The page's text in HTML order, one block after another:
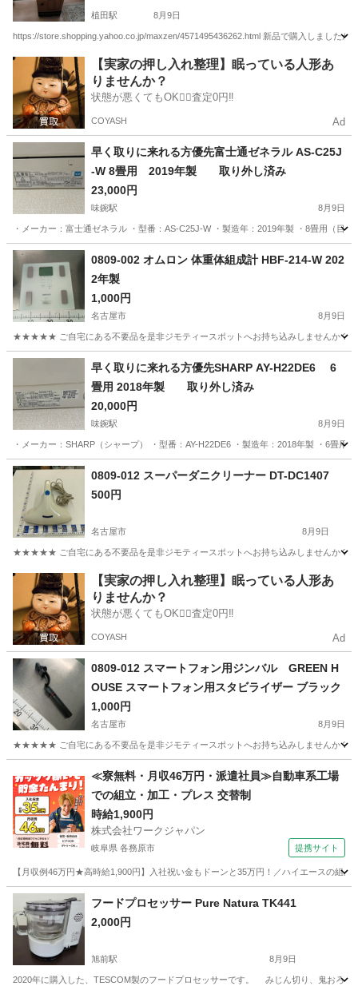
植田駅 8月9日
https://store.shopping.yahoo.co.jp/maxzen/4571495436262.html 新品で購入しましたが
愛知 名古屋市 植田駅 家電 スポットクーラー
【実家の押し入れ整理】眠っている人形あ
りませんか？
状態が悪くてもOK🙆‍♀️査定0円‼️
COYASH Ad
早く取りに来れる方優先富士通ゼネラル AS-C25J
-W 8畳用 2019年製 取り外し済み
23,000円
味鋺駅 8月9日
・メーカー：富士通ゼネラル ・型番：AS-C25J-W ・製造年：2019年製 ・8畳用（目
愛知 春日井市 季節、空調家電 取り付け
0809-002 オムロン 体重体組成計 HBF-214-W 202
2年製
1,000円
名古屋市 8月9日
★★★★★ ご自宅にある不要品を是非ジモティースポットへお持ち込みしませんか？
愛知 名古屋市 生活家電 HBF
早く取りに来れる方優先SHARP AY-H22DE6 6
畳用 2018年製 取り外し済み
20,000円
味鋺駅 8月9日
・メーカー：SHARP（シャープ） ・型番：AY-H22DE6 ・製造年：2018年製 ・6畳
愛知 春日井市 季節、空調家電
0809-012 スーパーダニクリーナー DT-DC1407
500円
名古屋市 8月9日
★★★★★ ご自宅にある不要品を是非ジモティースポットへお持ち込みしませんか？
愛知 名古屋市 生活家電 現地
【実家の押し入れ整理】眠っている人形あ
りませんか？
状態が悪くてもOK🙆‍♀️査定0円‼️
COYASH Ad
0809-012 スマートフォン用ジンバル GREEN H
OUSE スマートフォン用スタビライザー ブラック
1,000円
名古屋市 8月9日
★★★★★ ご自宅にある不要品を是非ジモティースポットへお持ち込みしませんか？
カメラ ジンバル
≪寮無料・月収46万円・派遣社員≫自動車系工場
での組立・加工・プレス 交替制
時給1,900円
株式会社ワークジャパン
岐阜県 各務原市 提携サイト
【月収例46万円★高時給1,900円】入社祝い金もドーンと35万円！／ハイエースの組
岐阜 各務原市 その他
フードプロセッサー Pure Natura TK441
2,000円
旭前駅 8月9日
2020年に購入した、TESCOM製のフードプロセッサーです。 みじん切り、鬼おろし